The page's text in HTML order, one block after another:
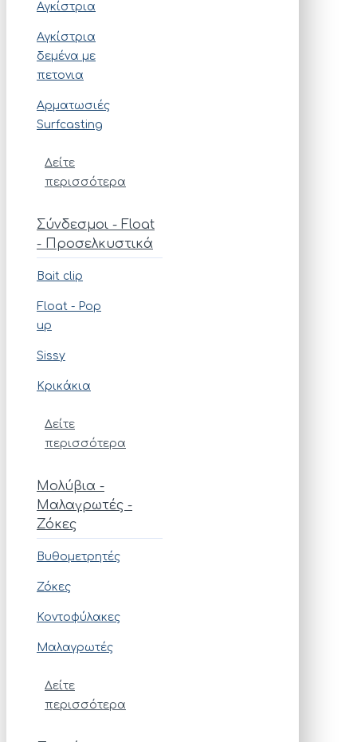
Αγκίστρια
Αγκίστρια
δεμένα με
πετονια
Αρματωσιές
Surfcasting
Δείτε
περισσότερα
Σύνδεσμοι - Float
- Προσελκυστικά
Bait clip
Float - Pop
up
Sissy
Κρικάκια
Δείτε
περισσότερα
Μολύβια -
Μαλαγρωτές -
Ζόκες
Βυθομετρητές
Ζόκες
Κοντοφύλακες
Μαλαγρωτές
Δείτε
περισσότερα